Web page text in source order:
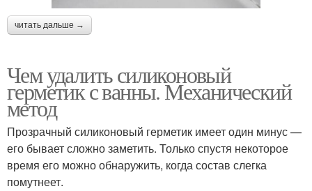
читать дальше →
Чем удалить силиконовый
герметик с ванны. Механический
метод
Прозрачный силиконовый герметик имеет один минус —
его бывает сложно заметить. Только спустя некоторое
время его можно обнаружить, когда состав слегка
помутнеет.